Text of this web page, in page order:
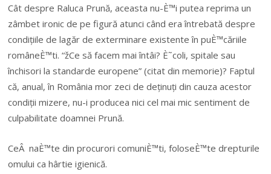
Cât despre Raluca Prună, aceasta nu-È™i putea reprima un
zâmbet ironic de pe figură atunci când era întrebată despre
condițiile de lagăr de exterminare existente în puÈ™căriile
româneÈ™ti. “žCe să facem mai întâi? È˜coli, spitale sau
închisori la standarde europene” (citat din memorie)? Faptul
că, anual, în România mor zeci de deținuți din cauza acestor
condiții mizere, nu-i producea nici cel mai mic sentiment de
culpabilitate doamnei Prună.
CeÂ naÈ™te din procurori comuniÈ™ti, foloseÈ™te drepturile
omului ca hârtie igienică.